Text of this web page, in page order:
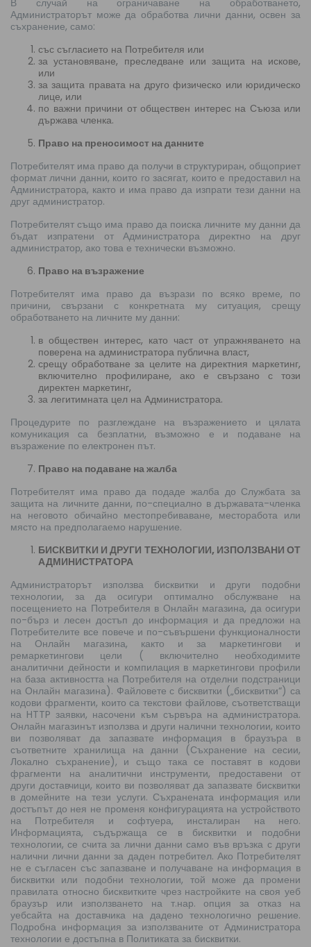
В случай на ограничаване на обработването,
Администраторът може да обработва лични данни, освен за
съхранение, само:
със съгласието на Потребителя или
за установяване, преследване или защита на искове,
или
за защита правата на друго физическо или юридическо
лице, или
по важни причини от обществен интерес на Съюза или
държава членка.
Право на преносимост на данните
Потребителят има право да получи в структуриран, общоприет
формат лични данни, които го засягат, които е предоставил на
Администратора, както и има право да изпрати тези данни на
друг администратор.
Потребителят също има право да поиска личните му данни да
бъдат изпратени от Администратора директно на друг
администратор, ако това е технически възможно.
Право на възражение
Потребителят има право да възрази по всяко време, по
причини, свързани с конкретната му ситуация, срещу
обработването на личните му данни:
в обществен интерес, като част от упражняването на
поверена на администратора публична власт,
срещу обработване за целите на директния маркетинг,
включително профилиране, ако е свързано с този
директен маркетинг,
за легитимната цел на Администратора.
Процедурите по разглеждане на възражението и цялата
комуникация са безплатни, възможно е и подаване на
възражение по електронен път.
Право на подаване на жалба
Потребителят има право да подаде жалба до Службата за
защита на личните данни, по-специално в държавата-членка
на неговото обичайно местопребиваване, месторабота или
място на предполагаемо нарушение.
БИСКВИТКИ И ДРУГИ ТЕХНОЛОГИИ, ИЗПОЛЗВАНИ ОТ
АДМИНИСТРАТОРА
Администраторът използва бисквитки и други подобни
технологии, за да осигури оптимално обслужване на
посещението на Потребителя в Онлайн магазина, да осигури
по-бърз и лесен достъп до информация и да предложи на
Потребителите все повече и по-съвършени функционалности
на Онлайн магазина, както и за маркетингови и
ремаркетингови цели ( включително необходимите
аналитични дейности и компилация в маркетингови профили
на база активността на Потребителя на отделни подстраници
на Онлайн магазина). Файловете с бисквитки („бисквитки“) са
кодови фрагменти, които са текстови файлове, съответстващи
на HTTP заявки, насочени към сървъра на администратора.
Онлайн магазинът използва и други налични технологии, които
ви позволяват да запазвате информация в браузъра в
съответните хранилища на данни (Съхранение на сесии,
Локално съхранение), и също така се поставят в кодови
фрагменти на аналитични инструменти, предоставени от
други доставчици, които ви позволяват да запазвате бисквитки
в домейните на тези услуги. Съхранената информация или
достъпът до нея не променя конфигурацията на устройството
на Потребителя и софтуера, инсталиран на него.
Информацията, съдържаща се в бисквитки и подобни
технологии, се счита за лични данни само във връзка с други
налични лични данни за даден потребител. Ако Потребителят
не е съгласен със запазване и получаване на информация в
бисквитки или подобни технологии, той може да промени
правилата относно бисквитките чрез настройките на своя уеб
браузър или използването на т.нар. опция за отказ на
уебсайта на доставчика на дадено технологично решение.
Подробна информация за използваните от Администратора
технологии е достъпна в Политиката за бисквитки.